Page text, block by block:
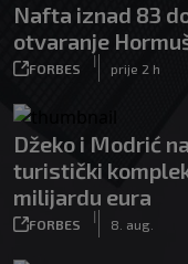
Nafta iznad 83
otvaranje
FORBES
|
prije 2 h
Džeko i Modrić
turistički
milijardu eura
FORBES
|
8. aug.